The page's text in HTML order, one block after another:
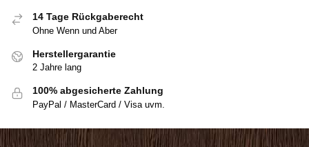
14 Tage Rückgaberecht
Ohne Wenn und Aber
Herstellergarantie
2 Jahre lang
100% abgesicherte Zahlung
PayPal / MasterCard / Visa uvm.